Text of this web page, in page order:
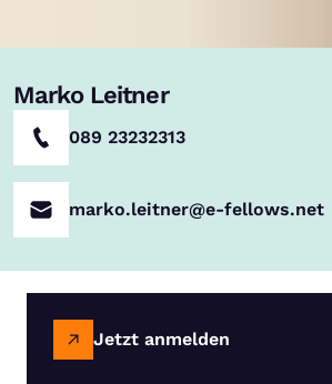
Marko Leitner
089 23232313
marko.leitner@e-fellows.net
Jetzt anmelden